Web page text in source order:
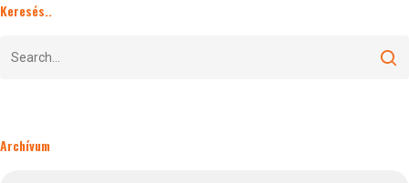
Keresés..
Archívum